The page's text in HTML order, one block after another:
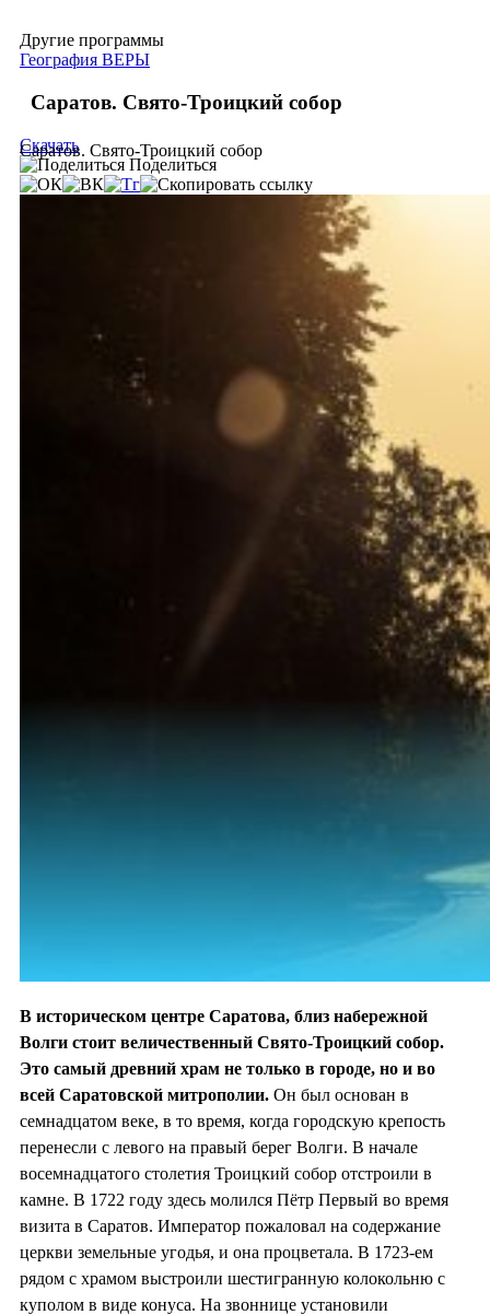
Другие программы
География ВЕРЫ
Саратов. Свято-Троицкий собор
Саратов. Свято-Троицкий собор
Скачать
Поделиться
В историческом центре Саратова, близ набережной
Волги стоит величественный Свято-Троицкий собор.
Это самый древний храм не только в городе, но и во
всей Саратовской митрополии. Он был основан в
семнадцатом веке, в то время, когда городскую крепость
перенесли с левого на правый берег Волги. В начале
восемнадцатого столетия Троицкий собор отстроили в
камне. В 1722 году здесь молился Пётр Первый во время
визита в Саратов. Император пожаловал на содержание
церкви земельные угодья, и она процветала. В 1723-ем
рядом с храмом выстроили шестигранную колокольню с
куполом в виде конуса. На звоннице установили